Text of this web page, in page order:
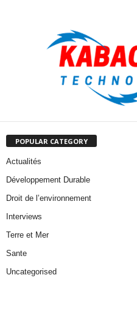
POPULAR CATEGORY
Actualités
Développement Durable
Droit de l’environnement
Interviews
Terre et Mer
Sante
Uncategorised